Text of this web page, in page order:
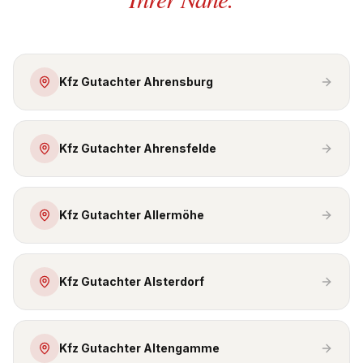
Kfz Gutachter Ahrensburg
Kfz Gutachter Ahrensfelde
Kfz Gutachter Allermöhe
Kfz Gutachter Alsterdorf
Kfz Gutachter Altengamme